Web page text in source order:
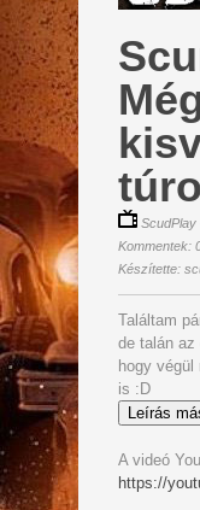
ScudPlay
Kommentek:
Készítette:
Találtam
de talán az
hogy végül
is :D
Leírás
A videó
https://